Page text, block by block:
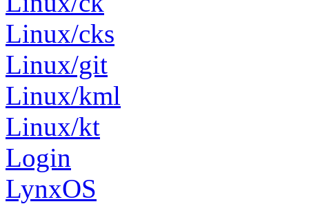
Linux/cks
Linux/git
Linux/kml
Linux/kt
Login
LynxOS